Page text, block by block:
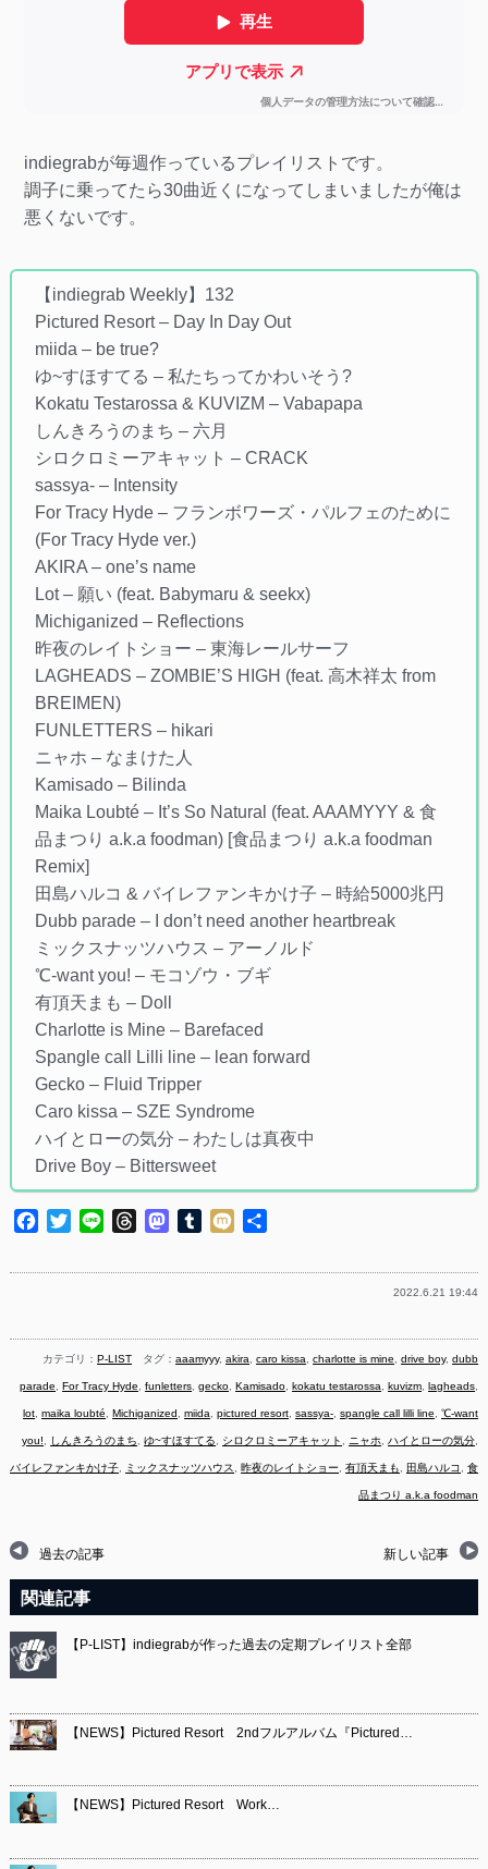
indiegrabが毎週作っているプレイリストです。
調子に乗ってたら30曲近くになってしまいましたが俺は
悪くないです。
【indiegrab Weekly】132
Pictured Resort – Day In Day Out
miida – be true?
ゆ~すほすてる – 私たちってかわいそう?
Kokatu Testarossa & KUVIZM – Vabapapa
しんきろうのまち – 六月
シロクロミーアキャット – CRACK
sassya- – Intensity
For Tracy Hyde – フランボワーズ・パルフェのために
(For Tracy Hyde ver.)
AKIRA – one’s name
Lot – 願い (feat. Babymaru & seekx)
Michiganized – Reflections
昨夜のレイトショー – 東海レールサーフ
LAGHEADS – ZOMBIE’S HIGH (feat. 高木祥太 from
BREIMEN)
FUNLETTERS – hikari
ニャホ – なまけた人
Kamisado – Bilinda
Maika Loubté – It’s So Natural (feat. AAAMYYY & 食
品まつり a.k.a foodman) [食品まつり a.k.a foodman
Remix]
田島ハルコ & バイレファンキかけ子 – 時給5000兆円
Dubb parade – I don’t need another heartbreak
ミックスナッツハウス – アーノルド
℃-want you! – モコゾウ・ブギ
有頂天まも – Doll
Charlotte is Mine – Barefaced
Spangle call Lilli line – lean forward
Gecko – Fluid Tripper
Caro kissa – SZE Syndrome
ハイとローの気分 – わたしは真夜中
Drive Boy – Bittersweet
Facebook
TwitterLine ThreadsMastodon
Tumblr
Mixi
2022.6.21 19:44
カテゴリ：P-LIST タグ：aaamyyy,akira ,caro kissa ,charlotte is mine ,drive boy,dubb
parade ,For Tracy Hyde ,funletters ,gecko ,Kamisado ,kokatu testarossa ,kuvizm ,lagheads
lot ,maika loubté ,Michiganized ,miida ,pictured resort ,sassya- ,spangle call lilli line ,℃-want
you! しんきろうのまち ,ゆ~すほすてる シロクロミーアキャット ニャホ ,ハイとローの気分
バイレファンキかけ子 ミックスナッツハウス ,昨夜のレイトショー ,有頂天まも 田島ハルコ ,食
品まつり a.k.a foodman
過去の記事 新しい記事
関連記事
【P-LIST】indiegrabが作った過去の定期プレイリスト全部
【NEWS】Pictured Resort 2ndフルアルバム『Pictured…
【NEWS】Pictured Resort Work…